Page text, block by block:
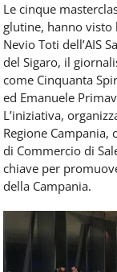
Le cinque
glutine, hanno visto
Nevio Toti dell’AIS
del Sigaro, il
come Cinquanta
ed Emanuele
L’iniziativa,
Regione
di Commercio di
chiave per
della Campania.